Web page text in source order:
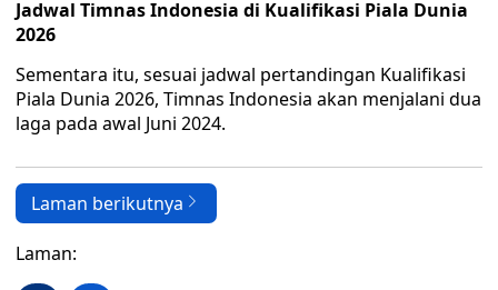
Jadwal Timnas Indonesia di Kualifikasi Piala Dunia
2026
Sementara itu, sesuai jadwal pertandingan Kualifikasi
Piala Dunia 2026, Timnas Indonesia akan menjalani dua
laga pada awal Juni 2024.
Laman berikutnya
Laman: